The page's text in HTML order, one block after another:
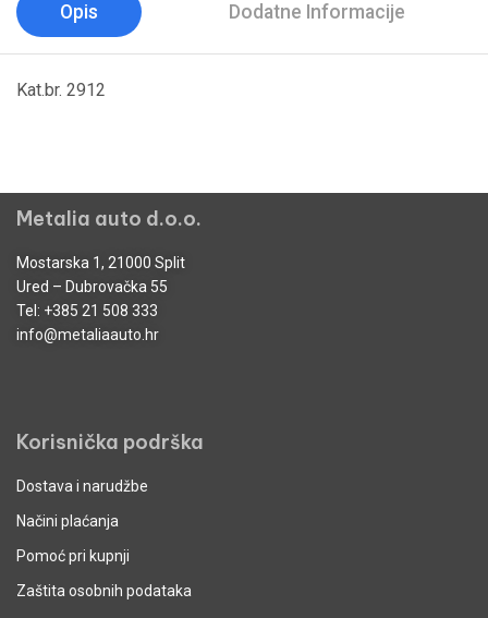
Opis Dodatne Informacije
Kat.br. 2912
Metalia auto d.o.o.
Mostarska 1, 21000 Split
Ured – Dubrovačka 55
Tel: +385 21 508 333
info@metaliaauto.hr
Korisnička podrška
Dostava i narudžbe
Načini plaćanja
Pomoć pri kupnji
Zaštita osobnih podataka